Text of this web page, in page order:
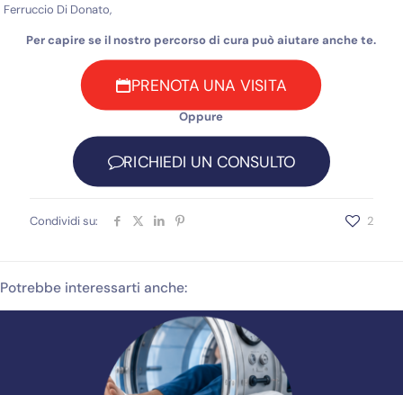
Ferruccio Di Donato,
Per capire se il nostro percorso di cura può aiutare anche te.
PRENOTA UNA VISITA
Oppure
RICHIEDI UN CONSULTO
Condividi su: 2
Potrebbe interessarti anche: